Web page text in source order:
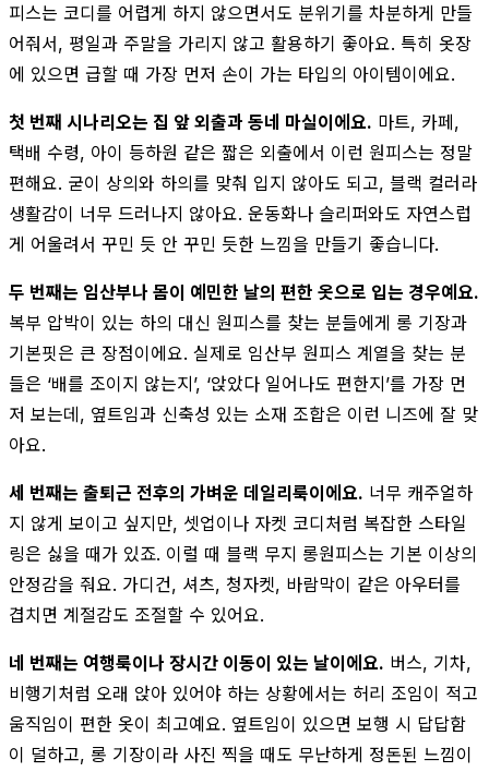
피스는 코디를 어렵게 하지 않으면서도 분위기를 차분하게 만들
어줘서, 평일과 주말을 가리지 않고 활용하기 좋아요. 특히 옷장
에 있으면 급할 때 가장 먼저 손이 가는 타입의 아이템이에요.
첫 번째 시나리오는 집 앞 외출과 동네 마실이에요. 마트, 카페,
택배 수령, 아이 등하원 같은 짧은 외출에서 이런 원피스는 정말
편해요. 굳이 상의와 하의를 맞춰 입지 않아도 되고, 블랙 컬러라
생활감이 너무 드러나지 않아요. 운동화나 슬리퍼와도 자연스럽
게 어울려서 꾸민 듯 안 꾸민 듯한 느낌을 만들기 좋습니다.
두 번째는 임산부나 몸이 예민한 날의 편한 옷으로 입는 경우예요.
복부 압박이 있는 하의 대신 원피스를 찾는 분들에게 롱 기장과
기본핏은 큰 장점이에요. 실제로 임산부 원피스 계열을 찾는 분
들은 ‘배를 조이지 않는지’, ‘앉았다 일어나도 편한지’를 가장 먼
저 보는데, 옆트임과 신축성 있는 소재 조합은 이런 니즈에 잘 맞
아요.
세 번째는 출퇴근 전후의 가벼운 데일리룩이에요. 너무 캐주얼하
지 않게 보이고 싶지만, 셋업이나 자켓 코디처럼 복잡한 스타일
링은 싫을 때가 있죠. 이럴 때 블랙 무지 롱원피스는 기본 이상의
안정감을 줘요. 가디건, 셔츠, 청자켓, 바람막이 같은 아우터를
겹치면 계절감도 조절할 수 있어요.
네 번째는 여행룩이나 장시간 이동이 있는 날이에요. 버스, 기차,
비행기처럼 오래 앉아 있어야 하는 상황에서는 허리 조임이 적고
움직임이 편한 옷이 최고예요. 옆트임이 있으면 보행 시 답답함
이 덜하고, 롱 기장이라 사진 찍을 때도 무난하게 정돈된 느낌이